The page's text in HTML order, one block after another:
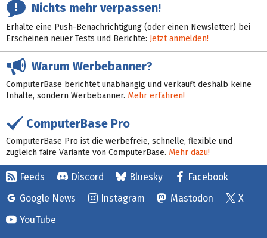
Nichts mehr verpassen!
Erhalte eine Push-Benachrichtigung (oder einen Newsletter) bei
Erscheinen neuer Tests und Berichte: Jetzt anmelden!
Warum Werbebanner?
ComputerBase berichtet unabhängig und verkauft deshalb keine
Inhalte, sondern Werbebanner. Mehr erfahren!
ComputerBase Pro
ComputerBase Pro ist die werbefreie, schnelle, flexible und
zugleich faire Variante von ComputerBase. Mehr dazu!
Feeds Discord Bluesky
Facebook
Google News
Instagram Mastodon
X
YouTube